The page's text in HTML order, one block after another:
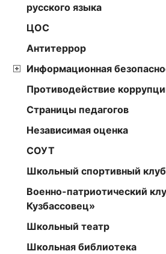
русского языка
ЦОС
Антитеррор
Информационная
Противодействие
Страницы педагогов
Независимая оценка
СОУТ
Школьный спортивный
Военно-патриотический
Кузбассовец»
Школьный театр
Школьная библиотека